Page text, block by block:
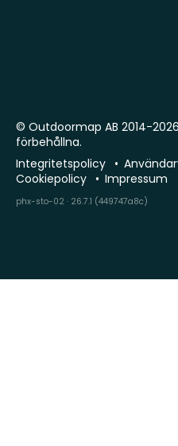
© Outdoormap AB 2014-
förbehållna.
Integritetspolicy
Cookiepolicy
Impressum
phx-sto-02 · 26.7.1 (449747a8c)